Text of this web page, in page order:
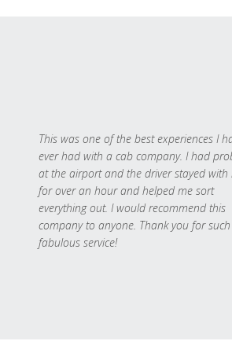
This was one of the best experiences I
ever had with a cab company. I had
at the airport and the driver stayed with
for over an hour and helped me sort
everything out. I would recommend this
company to anyone. Thank you for such
fabulous service!